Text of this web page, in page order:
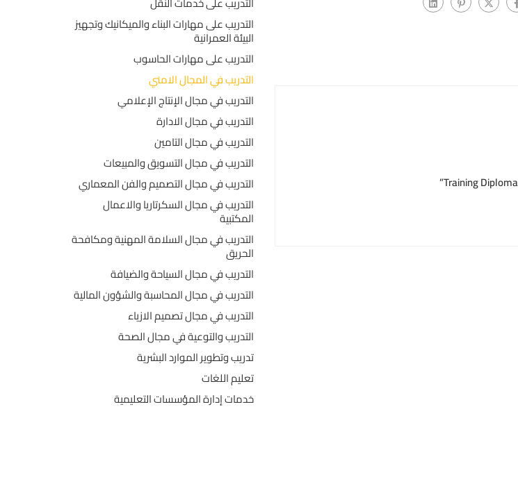
التدريب على مهارات البناء والميكانيك وتجهيز
البيئة العمرانية
التدريب على مهارات الحاسوب
التدريب في المجال الامني
التدريب في مجال الإنتاج الإعلامي
التدريب في مجال الادارة
التدريب في مجال التامين
التدريب في مجال التسويق والمبيعات
التدريب في مجال التصميم والفن المعماري
التدريب في مجال السكرتاريا والاعمال
المكتبية
التدريب في مجال السلامة المهنية ومكافحة
الحريق
التدريب في مجال السياحة والضيافة
التدريب في مجال المحاسبة والشؤون المالية
التدريب في مجال تصميم الازياء
التدريب والتوعية في مجال الصحة
تدريب وتطوير الموارد البشرية
تعليم اللغات
خدمات إدارة المؤسسات التعليمية